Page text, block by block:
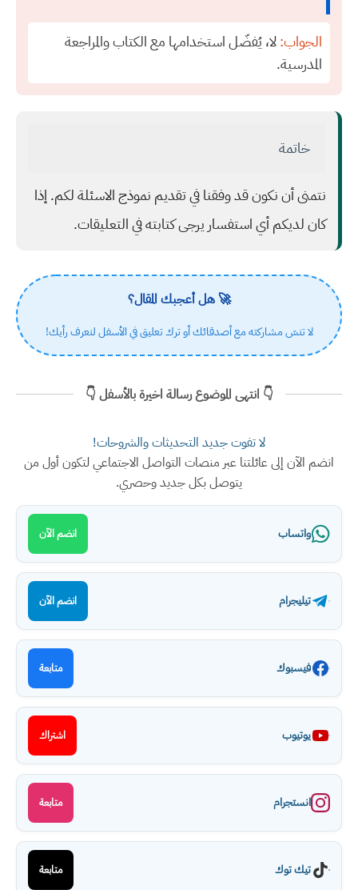
الجواب:لا، يُفضّل استخدامها مع الكتاب والمراجعة
المدرسية.
خاتمة
نتمنى أن نكون قد وفقنا في تقديم نموذج الاسئلة لكم. إذا
كان لديكم أي استفسار يرجى كتابته في التعليقات.
🚀 هل أعجبك المقال؟
لا تنسَ مشاركته مع أصدقائك أو ترك تعليق في الأسفل لنعرف رأيك!
👇 انتهى الموضوع رسالة اخيرة بالأسفل 👇
لا تفوت جديد التحديثات والشروحات!
انضم الآن إلى عائلتنا عبر منصات التواصل الاجتماعي لتكون أول من
يتوصل بكل جديد وحصري.
واتساب انضم الآن
تيليجرام انضم الآن
فيسبوك متابعة
يوتيوب اشتراك
انستجرام متابعة
تيك توك متابعة